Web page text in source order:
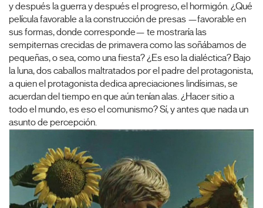
y después la guerra y después el progreso, el hormigón. ¿Qué
película favorable a la construcción de presas —favorable en
sus formas, donde corresponde— te mostraría las
sempiternas crecidas de primavera como las soñábamos de
pequeñas, o sea, como una fiesta? ¿Es eso la dialéctica? Bajo
la luna, dos caballos maltratados por el padre del protagonista,
a quien el protagonista dedica apreciaciones lindísimas, se
acuerdan del tiempo en que aún tenían alas. ¿Hacer sitio a
todo el mundo, es eso el comunismo? Sí, y antes que nada un
asunto de percepción.